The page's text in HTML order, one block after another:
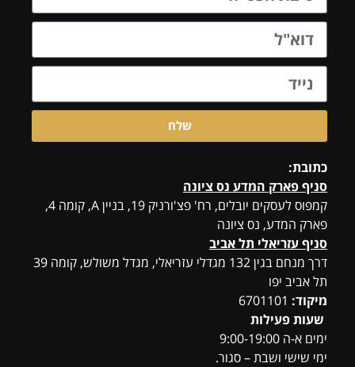
שלח
כתובת:
סניף פארק המדע נס ציונה
קמפוס לעסקים יובלים, רח' פצ'ורניק 19, בניין A, קומה 4,
פארק המדע, נס ציונה
סניף עזריאלי תל אביב
דרך מנחם בגין 132 מגדלי עזריאלי, מגדל משולש, קומה 39
תל אביב יפו
מיקוד:
שעות פעילות
ימים א-ה 9:00-19:00
ימי שישי ושבת – סגור.